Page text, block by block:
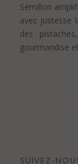
Sémillon
avec justesse
des
gourmandise
SUIVEZ-